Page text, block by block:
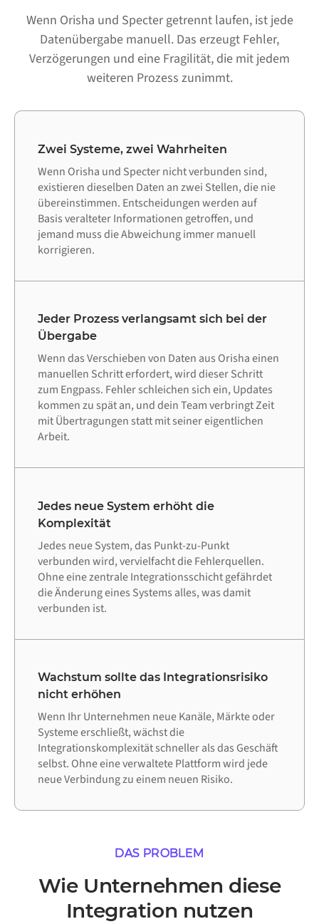
Wenn Orisha und Specter getrennt laufen, ist jede
Datenübergabe manuell. Das erzeugt Fehler,
Verzögerungen und eine Fragilität, die mit jedem
weiteren Prozess zunimmt.
Zwei Systeme, zwei Wahrheiten
Wenn Orisha und Specter nicht verbunden sind,
existieren dieselben Daten an zwei Stellen, die nie
übereinstimmen. Entscheidungen werden auf
Basis veralteter Informationen getroffen, und
jemand muss die Abweichung immer manuell
korrigieren.
Jeder Prozess verlangsamt sich bei der
Übergabe
Wenn das Verschieben von Daten aus Orisha einen
manuellen Schritt erfordert, wird dieser Schritt
zum Engpass. Fehler schleichen sich ein, Updates
kommen zu spät an, und dein Team verbringt Zeit
mit Übertragungen statt mit seiner eigentlichen
Arbeit.
Jedes neue System erhöht die
Komplexität
Jedes neue System, das Punkt-zu-Punkt
verbunden wird, vervielfacht die Fehlerquellen.
Ohne eine zentrale Integrationsschicht gefährdet
die Änderung eines Systems alles, was damit
verbunden ist.
Wachstum sollte das Integrationsrisiko
nicht erhöhen
Wenn Ihr Unternehmen neue Kanäle, Märkte oder
Systeme erschließt, wächst die
Integrationskomplexität schneller als das Geschäft
selbst. Ohne eine verwaltete Plattform wird jede
neue Verbindung zu einem neuen Risiko.
DAS PROBLEM
Wie Unternehmen diese
Integration nutzen